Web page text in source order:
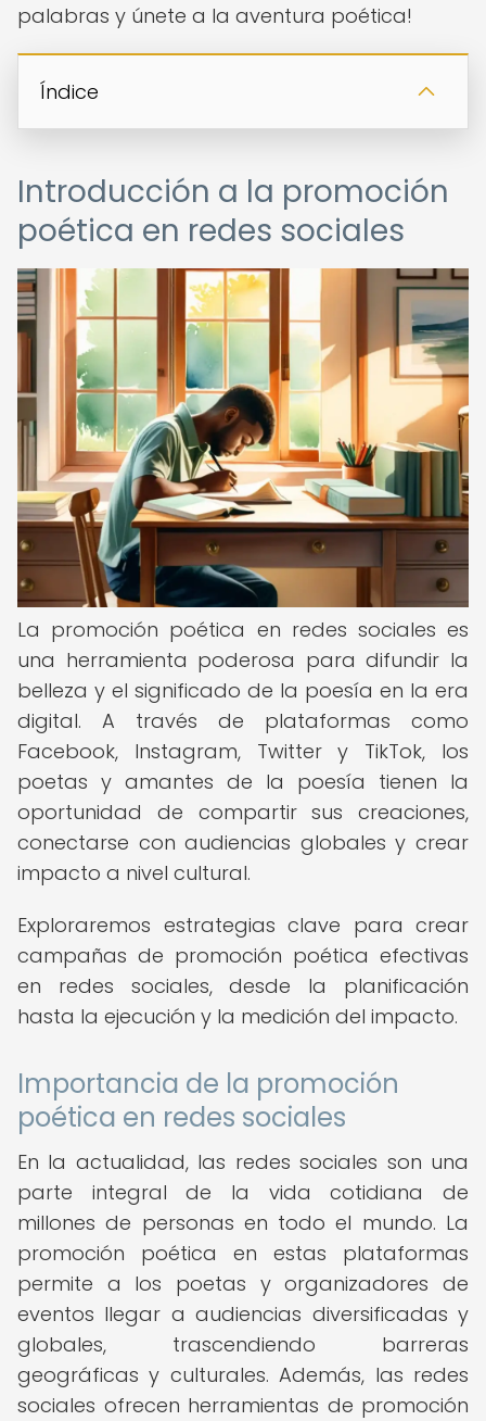
palabras y únete a la aventura poética!
Índice
Introducción a la promoción
poética en redes sociales
La promoción poética en redes sociales es
una herramienta poderosa para difundir la
belleza y el significado de la poesía en la era
digital. A través de plataformas como
Facebook, Instagram, Twitter y TikTok, los
poetas y amantes de la poesía tienen la
oportunidad de compartir sus creaciones,
conectarse con audiencias globales y crear
impacto a nivel cultural.
Exploraremos estrategias clave para crear
campañas de promoción poética efectivas
en redes sociales, desde la planificación
hasta la ejecución y la medición del impacto.
Importancia de la promoción
poética en redes sociales
En la actualidad, las redes sociales son una
parte integral de la vida cotidiana de
millones de personas en todo el mundo. La
promoción poética en estas plataformas
permite a los poetas y organizadores de
eventos llegar a audiencias diversificadas y
globales, trascendiendo barreras
geográficas y culturales. Además, las redes
sociales ofrecen herramientas de promoción